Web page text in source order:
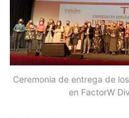
Ceremonia de entrega de
en FactorW